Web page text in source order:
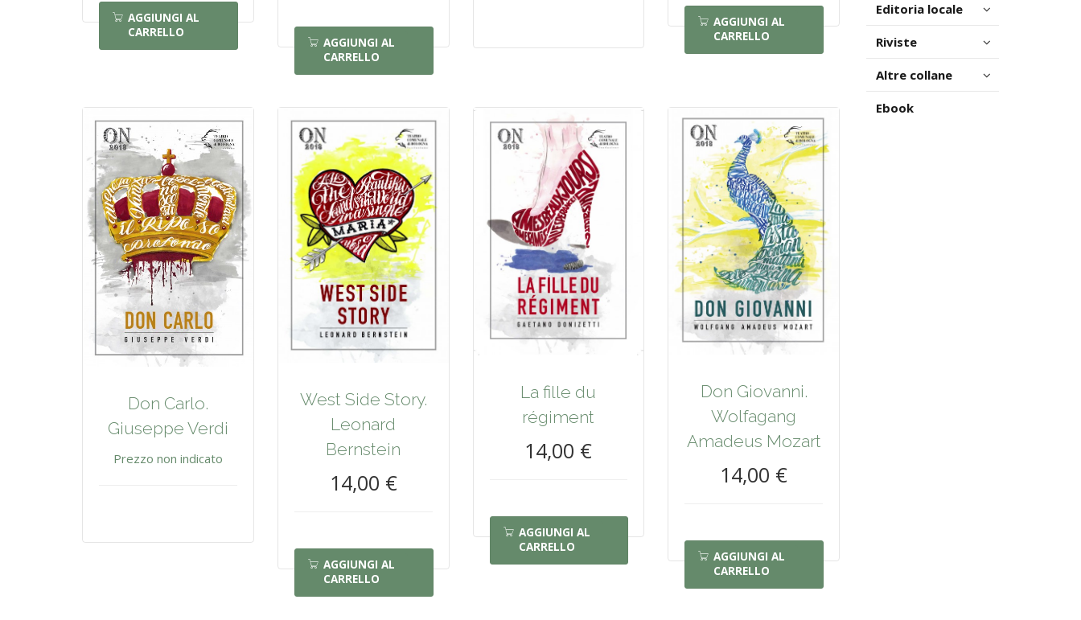
AGGIUNGI AL
CARRELLO
AGGIUNGI AL
CARRELLO
AGGIUNGI AL
CARRELLO
Don Carlo.
Giuseppe Verdi
Prezzo non indicato
West Side Story.
Leonard
Bernstein
14,00 €
AGGIUNGI AL
CARRELLO
La fille du
régiment
14,00 €
AGGIUNGI AL
CARRELLO
Don Giovanni.
Wolfagang
Amadeus Mozart
14,00 €
AGGIUNGI AL
CARRELLO
Editoria locale
Riviste
Altre collane
Ebook